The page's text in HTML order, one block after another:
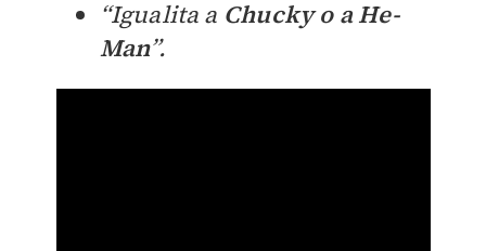
“Igualita a Chucky o a He-
Man”.